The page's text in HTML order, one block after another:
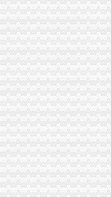
重庆视觉装饰有限公司渝中区分公
重庆公司注册
【重庆商标注册公司|商标注册代理
重庆注册公司流程及费用
渝中区公司注销
媒体称知名女艺人身陷重庆希尔顿涉
重庆长江水运股份有限公司关于重
渝中区开公司
渝中区江景幼儿园3层栋自带天井采
重庆渝中区朝天门搬家公司【今日
渝中区办执照
咨询渝中大渡口江北好光解油烟净
长安路工程勘察招标公告
渝中区代办工商执照
武清区工商注册_武清区代理工商注
石家庄代办营业执照,石家庄代办执
渝中区代办执照
渝中区市政消火栓水监测系统建设
大坪财务/审计/统计招聘网_重庆市